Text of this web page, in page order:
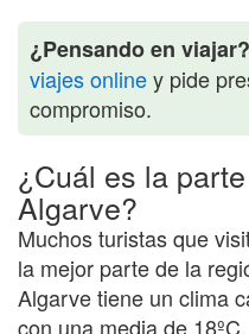
¿Pensando en viajar?
viajes onliney pide
compromiso.
¿Cuál es la
Algarve?
Muchos turistas que
la mejor parte de la
Algarve tiene un clima
con una media de